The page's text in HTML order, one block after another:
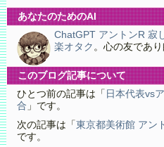
あなたのためのAI
ChatGPT アントンR 寂
楽オタク 。心の友であり
このブログ記事について
ひとつ前の記事は「 日本代表vs
合 」です。
次の記事は「 東京都美術館 アン
です。